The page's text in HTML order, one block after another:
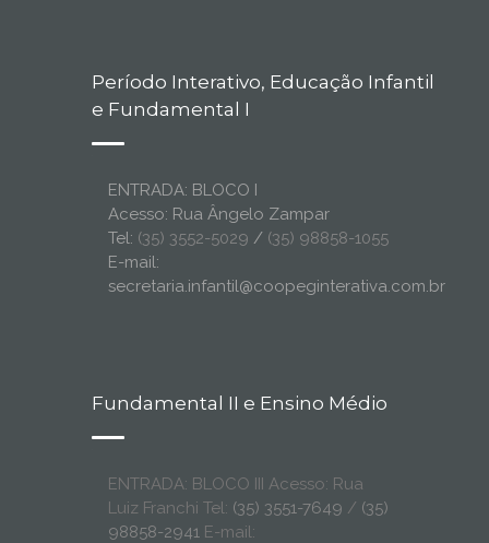
Período Interativo, Educação Infantil
e Fundamental I
ENTRADA: BLOCO I
Acesso: Rua Ângelo Zampar
Tel: (35) 3552-5029 / (35) 98858-1055
E-mail:
secretaria.infantil@coopeginterativa.com.br
Fundamental II e Ensino Médio
ENTRADA: BLOCO III Acesso: Rua
Luiz Franchi Tel: (35) 3551-7649 / (35)
98858-2941 E-mail: